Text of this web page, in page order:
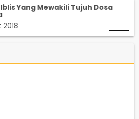
Yang Mewakili Tujuh Dosa